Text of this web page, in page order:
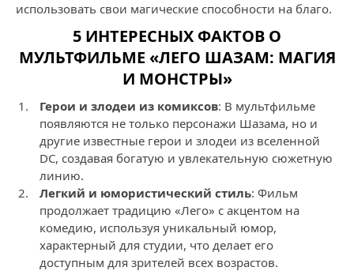
использовать свои магические способности на благо.
5 ИНТЕРЕСНЫХ ФАКТОВ О
МУЛЬТФИЛЬМЕ «ЛЕГО ШАЗАМ: МАГИЯ
И МОНСТРЫ»
Герои и злодеи из комиксов: В мультфильме
появляются не только персонажи Шазама, но и
другие известные герои и злодеи из вселенной
DC, создавая богатую и увлекательную сюжетную
линию.
Легкий и юмористический стиль: Фильм
продолжает традицию «Лего» с акцентом на
комедию, используя уникальный юмор,
характерный для студии, что делает его
доступным для зрителей всех возрастов.